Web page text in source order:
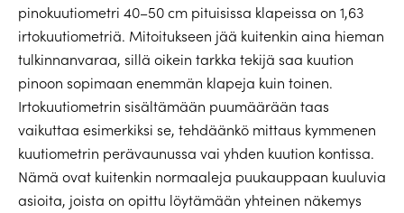
pinokuutiometri 40–50 cm pituisissa klapeissa on 1,63
irtokuutiometriä. Mitoitukseen jää kuitenkin aina hieman
tulkinnanvaraa, sillä oikein tarkka tekijä saa kuution
pinoon sopimaan enemmän klapeja kuin toinen.
Irtokuutiometrin sisältämään puumäärään taas
vaikuttaa esimerkiksi se, tehdäänkö mittaus kymmenen
kuutiometrin perävaunussa vai yhden kuution kontissa.
Nämä ovat kuitenkin normaaleja puukauppaan kuuluvia
asioita, joista on opittu löytämään yhteinen näkemys